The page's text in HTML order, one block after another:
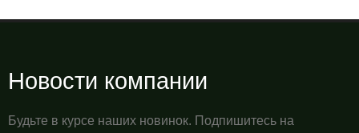
Новости компании
Будьте в курсе наших новинок. Подпишитесь на